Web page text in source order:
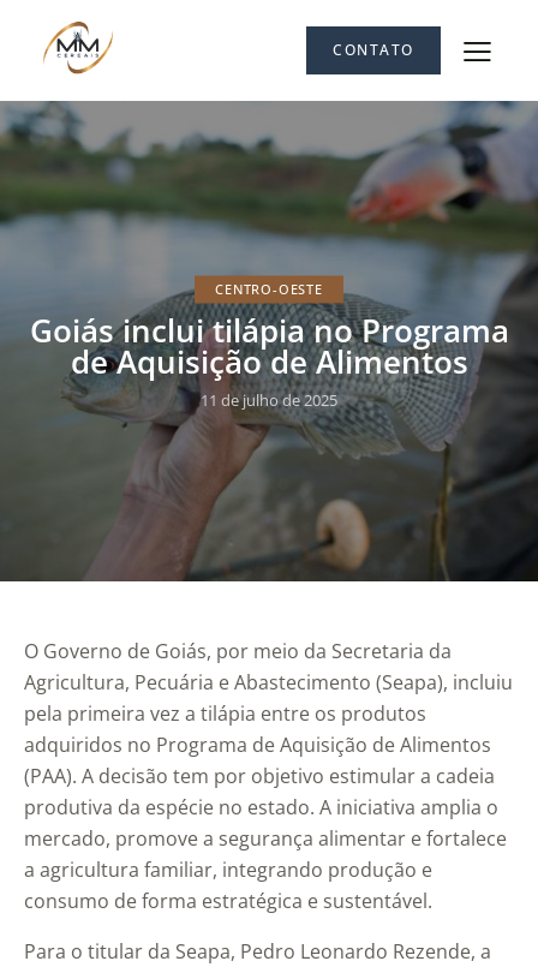
CONTATO
CENTRO-OESTE
Goiás inclui tilápia no Programa
de Aquisição de Alimentos
11 de julho de 2025
O Governo de Goiás, por meio da Secretaria da
Agricultura, Pecuária e Abastecimento (Seapa), incluiu
pela primeira vez a tilápia entre os produtos
adquiridos no Programa de Aquisição de Alimentos
(PAA). A decisão tem por objetivo estimular a cadeia
produtiva da espécie no estado. A iniciativa amplia o
mercado, promove a segurança alimentar e fortalece
a agricultura familiar, integrando produção e
consumo de forma estratégica e sustentável.
Para o titular da Seapa, Pedro Leonardo Rezende, a